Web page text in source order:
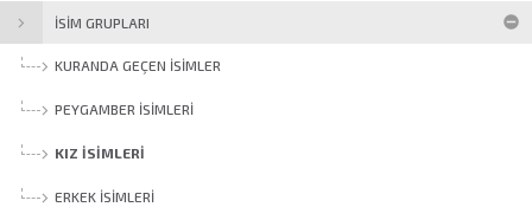
İSİM GRUPLARI
KURANDA GEÇEN İSIMLER
PEYGAMBER İSIMLERI
KIZ İSIMLERI
ERKEK İSIMLERI